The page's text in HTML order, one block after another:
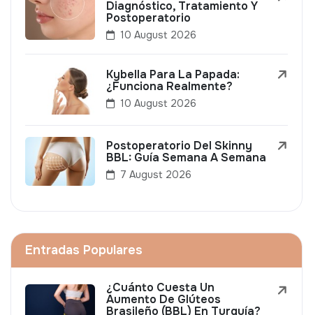
Diagnóstico, Tratamiento Y
Postoperatorio
10 August 2026
Kybella Para La Papada:
¿Funciona Realmente?
10 August 2026
Postoperatorio Del Skinny
BBL: Guía Semana A Semana
7 August 2026
Entradas Populares
¿Cuánto Cuesta Un
Aumento De Glúteos
Brasileño (BBL) En Turquía?